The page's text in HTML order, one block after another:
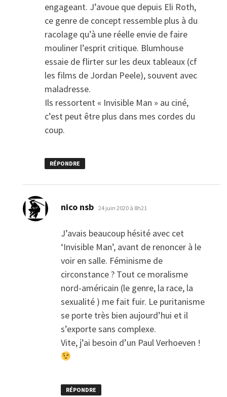
engageant. J’avoue que depuis Eli Roth,
ce genre de concept ressemble plus à du
racolage qu’à une réelle envie de faire
mouliner l’esprit critique. Blumhouse
essaie de flirter sur les deux tableaux (cf
les films de Jordan Peele), souvent avec
maladresse.
Ils ressortent « Invisible Man » au ciné,
c’est peut être plus dans mes cordes du
coup.
RÉPONDRE
nico nsb dit :
24 juin 2020 à 8h21
J’avais beaucoup hésité avec cet
‘Invisible Man’, avant de renoncer à le
voir en salle. Féminisme de
circonstance ? Tout ce moralisme
nord-américain (le genre, la race, la
sexualité ) me fait fuir. Le puritanisme
se porte très bien aujourd’hui et il
s’exporte sans complexe.
Vite, j’ai besoin d’un Paul Verhoeven !
RÉPONDRE